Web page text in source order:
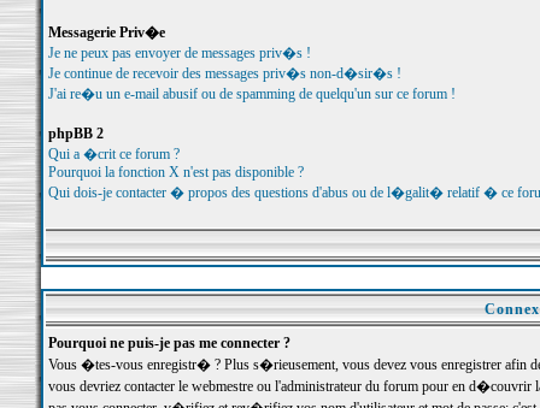
Messagerie Priv�e
Je ne peux pas envoyer de messages priv�s !
Je continue de recevoir des messages priv�s non-d�sir�s !
J'ai re�u un e-mail abusif ou de spamming de quelqu'un sur ce forum !
phpBB 2
Qui a �crit ce forum ?
Pourquoi la fonction X n'est pas disponible ?
Qui dois-je contacter � propos des questions d'abus ou de l�galit� relatif � ce
Pourquoi ne puis-je pas me connecter ?
Vous �tes-vous enregistr� ? Plus s�rieusement, vous devez vous enregistrer
vous devriez contacter le webmestre ou l'administrateur du forum pour en